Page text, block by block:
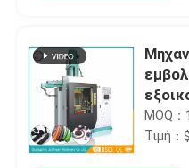
την
MOQ
Τιμή